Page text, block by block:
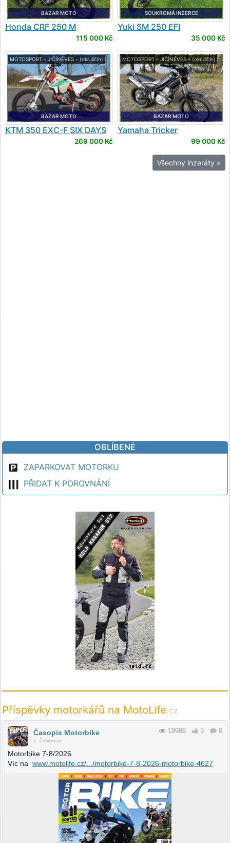
BAZAR MOTO
Honda CRF 250 M
115 000 Kč
SOUKROMÁ INZERCE
Yuki SM 250 EFI
35 000 Kč
MOTOSPORT - JIČÍNĚVES - (okr.Jičín)
BAZAR MOTO
KTM 350 EXC-F SIX DAYS
269 000 Kč
MOTOSPORT - JIČÍNĚVES - (okr.Jičín)
BAZAR MOTO
Yamaha Tricker
99 000 Kč
Všechny inzeráty »
OBLÍBENÉ
ZAPARKOVAT MOTORKU
PŘIDAT K POROVNÁNÍ
Příspěvky motorkářů na MotoLife.cz
Časopis Motorbike
7. července
19986 3 0
Motorbike 7-8/2026
Víc na www.motolife.cz/.../motorbike-7-8-2026-motorbike-4627